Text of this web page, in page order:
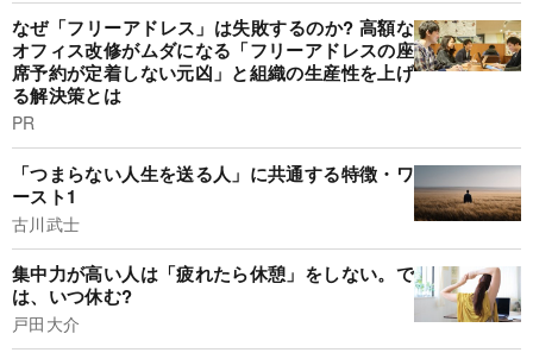
なぜ「フリーアドレス」は失敗するのか? 高額な
オフィス改修がムダになる「フリーアドレスの座
席予約が定着しない元凶」と組織の生産性を上げ
る解決策とは
PR
「つまらない人生を送る人」に共通する特徴・ワ
ースト1
古川武士
集中力が高い人は「疲れたら休憩」をしない。で
は、いつ休む?
戸田大介